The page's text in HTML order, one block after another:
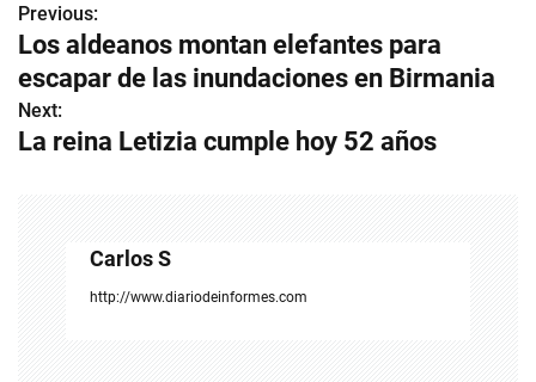
N
a
v
e
Previous:
Los aldeanos montan elefantes para
escapar de las inundaciones en Birmania
Next:
La reina Letizia cumple hoy 52 años
Carlos S
http://www.diariodeinformes.com